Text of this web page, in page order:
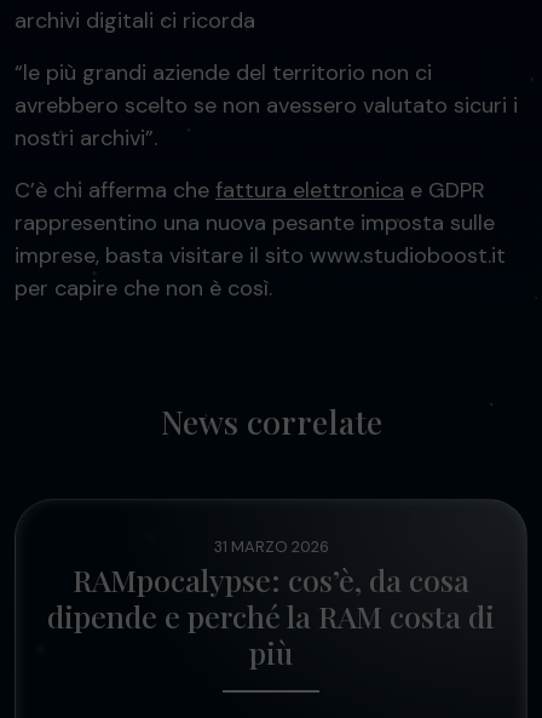
archivi digitali ci ricorda
“le più grandi aziende del territorio non ci
avrebbero scelto se non avessero valutato sicuri i
nostri archivi”.
C’è chi afferma che fattura elettronica e GDPR
rappresentino una nuova pesante imposta sulle
imprese, basta visitare il sito www.studioboost.it
per capire che non è così.
News correlate
31 MARZO 2026
RAMpocalypse: cos’è, da cosa
dipende e perché la RAM costa di
più